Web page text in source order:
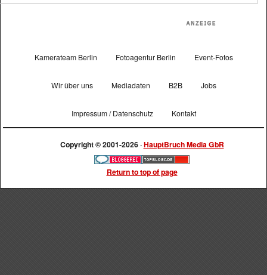
Kamerateam Berlin Fotoagentur Berlin Event-Fotos
Wir über uns Mediadaten B2B Jobs
Impressum / Datenschutz Kontakt
Copyright © 2001-2026 ·HauptBruch Media GbR
Return to top of page